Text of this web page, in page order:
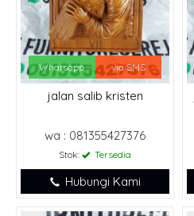
Whatsapp via SMS
jalan salib kristen
wa : 081355427376
Stok: Tersedia
Hubungi Kami